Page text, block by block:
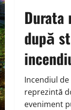
după
Incendiul
reprezintă
eveniment